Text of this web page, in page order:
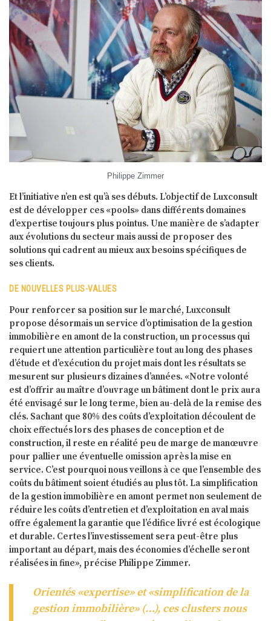
Philippe Zimmer
Et l’initiative n’en est qu’à ses débuts. L’objectif de Luxconsult
est de développer ces «pools» dans différents domaines
d’expertise toujours plus pointus. Une manière de s’adapter
aux évolutions du secteur mais aussi de proposer des
solutions qui cadrent au mieux aux besoins spécifiques de
ses clients.
DE NOUVELLES PLUS-VALUES
Pour renforcer sa position sur le marché, Luxconsult
propose désormais un service d’optimisation de la gestion
immobilière en amont de la construction, un processus qui
requiert une attention particulière tout au long des phases
d’étude et d’exécution du projet mais dont les résultats se
mesurent sur plusieurs dizaines d’années. «Notre volonté
est d’offrir au maître d’ouvrage un bâtiment dont le prix aura
été envisagé sur le long terme, bien au-delà de la remise des
clés. Sachant que 80% des coûts d’exploitation découlent de
choix effectués lors des phases de conception et de
construction, il reste en réalité peu de marge de manœuvre
pour pallier une éventuelle omission après la mise en
service. C’est pourquoi nous veillons à ce que l’ensemble des
coûts du bâtiment soient étudiés au plus tôt. La simplification
de la gestion immobilière en amont permet non seulement de
réduire les coûts d’entretien et d’exploitation en aval mais
offre également la garantie que l’édifice livré est écologique
et durable. Certes l’investissement sera peut-être plus
important au départ, mais des économies d’échelle seront
réalisées in fine», précise Philippe Zimmer.
Orientés «expertise» et «simplification de la
gestion immobilière» (…), ces clusters nous